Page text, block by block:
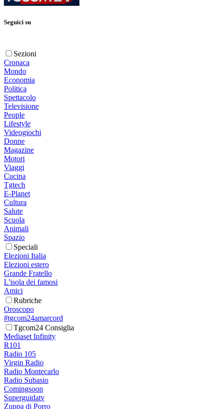
Seguici su
Sezioni
Cronaca
Mondo
Economia
Politica
Spettacolo
Televisione
People
Lifestyle
Videogiochi
Donne
Magazine
Motori
Viaggi
Cucina
Tgtech
E-Planet
Cultura
Salute
Scuola
Animali
Spazio
Speciali
Elezioni Italia
Elezioni estero
Grande Fratello
L'isola dei famosi
Amici
Rubriche
Oroscopo
#tgcom24amarcord
Tgcom24 Consiglia
Mediaset Infinity
R101
Radio 105
Virgin Radio
Radio Montecarlo
Radio Subasio
Comingsoon
Superguidatv
Zuppa di Porro